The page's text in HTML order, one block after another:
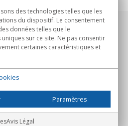
des technologies telles que les
du dispositif. Le consentement
données telles que le
sur ce site. Ne pas consentir
certaines caractéristiques et
Paramètres
Avis Légal